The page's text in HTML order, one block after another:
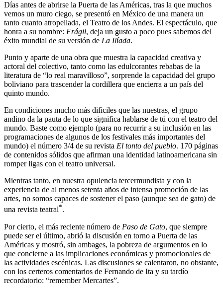
Días antes de abrirse la Puerta de las Américas, tras la que muchos
vemos un muro ciego, se presentó en México de una manera un
tanto cuanto atropellada, el Teatro de los Andes. El espectáculo, que
honra a su nombre: Frágil, deja un gusto a poco pues sabemos del
éxito mundial de su versión de La Ilíada.
Punto y aparte de una obra que muestra la capacidad creativa y
actoral del colectivo, tanto como las edulcorantes rebabas de la
literatura de “lo real maravilloso”, sorprende la capacidad del grupo
boliviano para trascender la cordillera que encierra a un país del
quinto mundo.
En condiciones mucho más difíciles que las nuestras, el grupo
andino da la pauta de lo que significa hablarse de tú con el teatro del
mundo. Baste como ejemplo (para no recurrir a su inclusión en las
programaciones de algunos de los festivales más importantes del
mundo) el número 3/4 de su revista El tonto del pueblo. 170 páginas
de contenidos sólidos que afirman una identidad latinoamericana sin
romper ligas con el teatro universal.
Mientras tanto, en nuestra opulencia tercermundista y con la
experiencia de al menos setenta años de intensa promoción de las
artes, no somos capaces de sostener el paso (aunque sea de gato) de
una revista teatral*.
Por cierto, el más reciente número de Paso de Gato, que siempre
puede ser el último, abrió la discusión en torno a Puerta de las
Américas y mostró, sin ambages, la pobreza de argumentos en lo
que concierne a las implicaciones económicas y promocionales de
las actividades escénicas. Las discusiones se calentaron, no obstante,
con los certeros comentarios de Fernando de Ita y su tardío
recordatorio: “remember Mercartes”.